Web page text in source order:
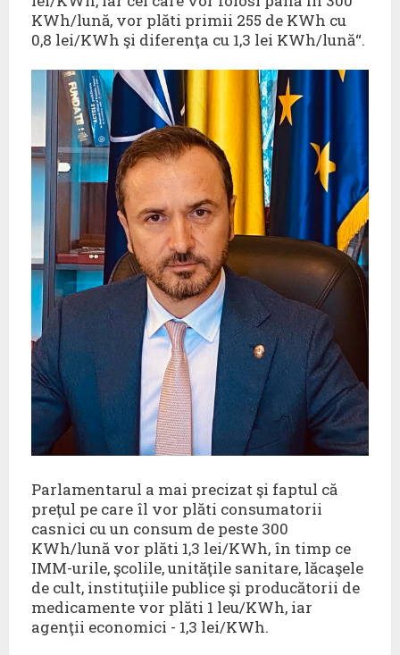
KWh/lună, vor plăti primii 255 de KWh cu
0,8 lei/KWh şi diferenţa cu 1,3 lei KWh/lună“.
Parlamentarul a mai precizat şi faptul că
preţul pe care îl vor plăti consumatorii
casnici cu un consum de peste 300
KWh/lună vor plăti 1,3 lei/KWh, în timp ce
IMM-urile, şcolile, unităţile sanitare, lăcaşele
de cult, instituţiile publice şi producătorii de
medicamente vor plăti 1 leu/KWh, iar
agenţii economici - 1,3 lei/KWh.